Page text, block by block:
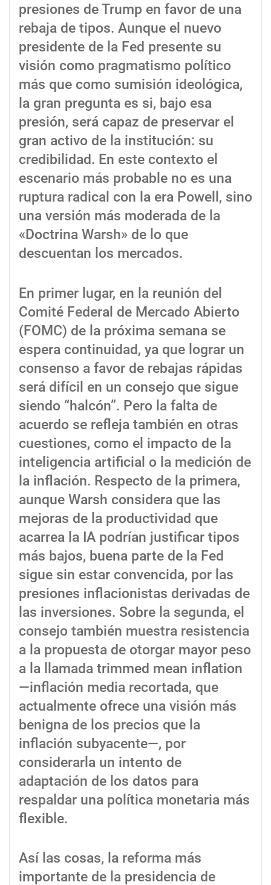
presiones de Trump en favor de una
rebaja de tipos. Aunque el nuevo
presidente de la Fed presente su
visión como pragmatismo político
más que como sumisión ideológica,
la gran pregunta es si, bajo esa
presión, será capaz de preservar el
gran activo de la institución: su
credibilidad. En este contexto el
escenario más probable no es una
ruptura radical con la era Powell, sino
una versión más moderada de la
«Doctrina Warsh» de lo que
descuentan los mercados.
En primer lugar, en la reunión del
Comité Federal de Mercado Abierto
(FOMC) de la próxima semana se
espera continuidad, ya que lograr un
consenso a favor de rebajas rápidas
será difícil en un consejo que sigue
siendo “halcón”. Pero la falta de
acuerdo se refleja también en otras
cuestiones, como el impacto de la
inteligencia artificial o la medición de
la inflación. Respecto de la primera,
aunque Warsh considera que las
mejoras de la productividad que
acarrea la IA podrían justificar tipos
más bajos, buena parte de la Fed
sigue sin estar convencida, por las
presiones inflacionistas derivadas de
las inversiones. Sobre la segunda, el
consejo también muestra resistencia
a la propuesta de otorgar mayor peso
a la llamada trimmed mean inflation
—inflación media recortada, que
actualmente ofrece una visión más
benigna de los precios que la
inflación subyacente—, por
considerarla un intento de
adaptación de los datos para
respaldar una política monetaria más
flexible.
Así las cosas, la reforma más
importante de la presidencia de